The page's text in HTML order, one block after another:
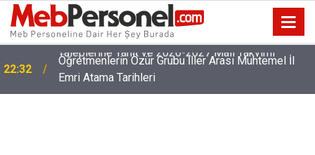
22:32
Öğretmenlerin Özür Grubu İller Arası Muhtemel İl
Emri Atama Tarihleri